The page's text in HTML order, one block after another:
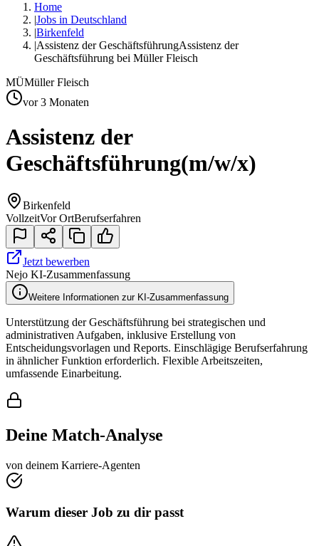
Home
|Jobs in Deutschland
|Birkenfeld
|Assistenz der GeschäftsführungAssistenz der
Geschäftsführung bei Müller Fleisch
MÜMüller Fleisch
vor 3 Monaten
Assistenz der
Geschäftsführung(m/w/x)
Birkenfeld
VollzeitVor OrtBerufserfahren
Jetzt bewerben
Nejo KI-Zusammenfassung
Weitere Informationen zur KI-Zusammenfassung
Unterstützung der Geschäftsführung bei strategischen und
administrativen Aufgaben, inklusive Erstellung von
Entscheidungsvorlagen und Reports. Einschlägige Berufserfahrung
in ähnlicher Funktion erforderlich. Flexible Arbeitszeiten,
umfassende Einarbeitung.
Deine Match-Analyse
von deinem Karriere-Agenten
Warum dieser Job zu dir passt